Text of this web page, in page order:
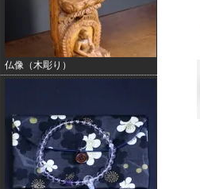
仏像（木彫り）